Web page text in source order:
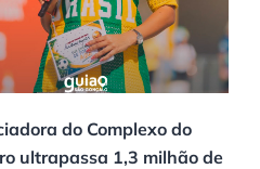
do Complexo do
ultrapassa 1,3 milhão de